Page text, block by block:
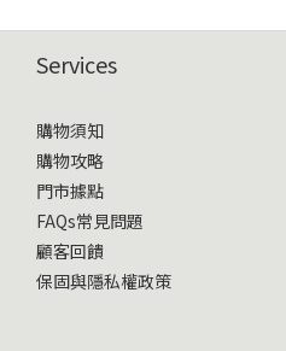
Services
購物須知
購物攻略
門市據點
FAQs常見問題
顧客回饋
保固與隱私權政策